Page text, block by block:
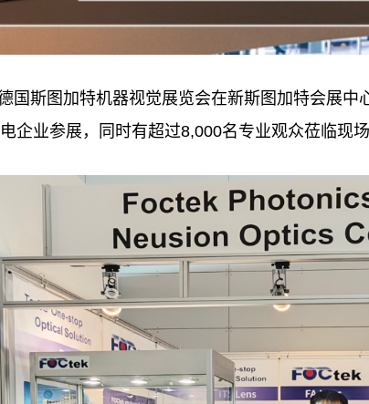
国斯图加特机器视觉展览会在新斯图加特会展
企业参展，同时有超过8,000名专业观众莅临现场